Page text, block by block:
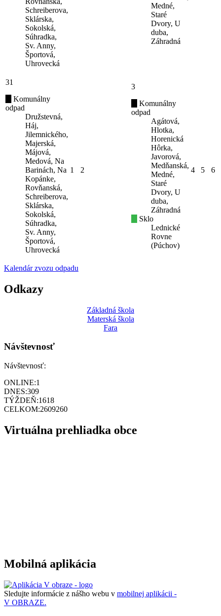
Schreiberova,
Sklárska,
Sokolská,
Súhradka,
Sv. Anny,
Športová,
Uhrovecká
Medné,
Staré
Dvory, U
duba,
Záhradná
31
Komunálny
odpad
Družstevná,
Háj,
Jilemnického,
Majerská,
Májová,
Medová, Na
Barinách, Na
Kopánke,
Rovňanská,
Schreiberova,
Sklárska,
Sokolská,
Súhradka,
Sv. Anny,
Športová,
Uhrovecká
1 2
3
Komunálny
odpad
Agátová,
Hlotka,
Horenická
Hôrka,
Javorová,
Medňanská,
Medné,
Staré
Dvory, U
duba,
Záhradná
Sklo
Lednické
Rovne
(Púchov)
4 5 6
Kalendár zvozu odpadu
Odkazy
Základná škola
Materská škola
Fara
Návštevnosť
Návštevnosť:
ONLINE:1
DNES:309
TÝŽDEŇ:1618
CELKOM:2609260
Virtuálna prehliadka obce
Mobilná aplikácia
Sledujte informácie z nášho webu v mobilnej aplikácii -
V OBRAZE.